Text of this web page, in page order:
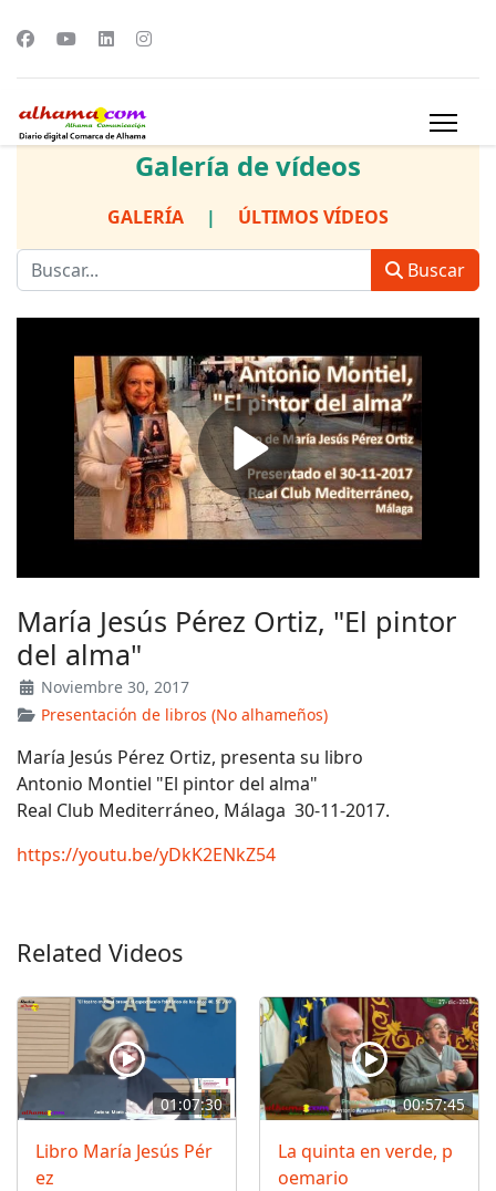
Galería de vídeos
GALERÍA | ÚLTIMOS VÍDEOS
Buscar
María Jesús Pérez Ortiz, "El pintor
del alma"
Noviembre 30, 2017
Presentación de libros (No alhameños)
María Jesús Pérez Ortiz, presenta su libro
Antonio Montiel "El pintor del alma"
Real Club Mediterráneo, Málaga 30-11-2017.
https://youtu.be/yDkK2ENkZ54
Related Videos
01:07:30
Libro María Jesús Pér
ez
00:57:45
La quinta en verde, p
oemario